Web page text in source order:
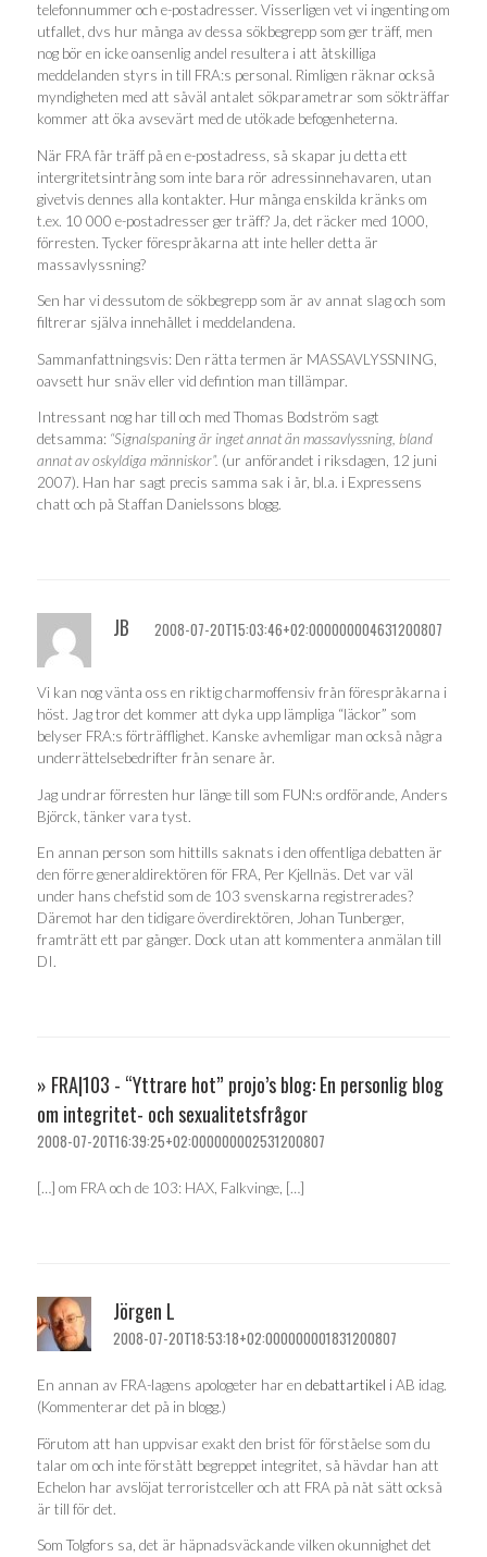
telefonnummer och e-postadresser. Visserligen vet vi ingenting om
utfallet, dvs hur många av dessa sökbegrepp som ger träff, men
nog bör en icke oansenlig andel resultera i att åtskilliga
meddelanden styrs in till FRA:s personal. Rimligen räknar också
myndigheten med att såväl antalet sökparametrar som sökträffar
kommer att öka avsevärt med de utökade befogenheterna.
När FRA får träff på en e-postadress, så skapar ju detta ett
intergritetsintrång som inte bara rör adressinnehavaren, utan
givetvis dennes alla kontakter. Hur många enskilda kränks om
t.ex. 10 000 e-postadresser ger träff? Ja, det räcker med 1000,
förresten. Tycker förespråkarna att inte heller detta är
massavlyssning?
Sen har vi dessutom de sökbegrepp som är av annat slag och som
filtrerar själva innehållet i meddelandena.
Sammanfattningsvis: Den rätta termen är MASSAVLYSSNING,
oavsett hur snäv eller vid defintion man tillämpar.
Intressant nog har till och med Thomas Bodström sagt
detsamma: “Signalspaning är inget annat än massavlyssning, bland
annat av oskyldiga människor”. (ur anförandet i riksdagen, 12 juni
2007). Han har sagt precis samma sak i år, bl.a. i Expressens
chatt och på Staffan Danielssons blogg.
JB 2008-07-20T15:03:46+02:000000004631200807
Vi kan nog vänta oss en riktig charmoffensiv från förespråkarna i
höst. Jag tror det kommer att dyka upp lämpliga “läckor” som
belyser FRA:s förträfflighet. Kanske avhemligar man också några
underrättelsebedrifter från senare år.
Jag undrar förresten hur länge till som FUN:s ordförande, Anders
Björck, tänker vara tyst.
En annan person som hittills saknats i den offentliga debatten är
den förre generaldirektören för FRA, Per Kjellnäs. Det var väl
under hans chefstid som de 103 svenskarna registrerades?
Däremot har den tidigare överdirektören, Johan Tunberger,
framträtt ett par gånger. Dock utan att kommentera anmälan till
DI.
» FRA|103 - “Yttrare hot” projo’s blog: En personlig blog
om integritet- och sexualitetsfrågor
2008-07-20T16:39:25+02:000000002531200807
[…] om FRA och de 103: HAX, Falkvinge, […]
Jörgen L
2008-07-20T18:53:18+02:000000001831200807
En annan av FRA-lagens apologeter har en debattartikel i AB idag.
(Kommenterar det på in blogg.)
Förutom att han uppvisar exakt den brist för förståelse som du
talar om och inte förstått begreppet integritet, så hävdar han att
Echelon har avslöjat terroristceller och att FRA på nåt sätt också
är till för det.
Som Tolgfors sa, det är häpnadsväckande vilken okunnighet det